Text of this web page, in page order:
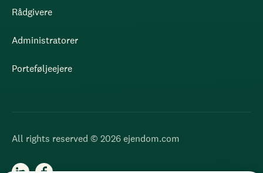
Rådgivere
Administratorer
Porteføljeejere
All rights reserved © 2026 ejendom.com